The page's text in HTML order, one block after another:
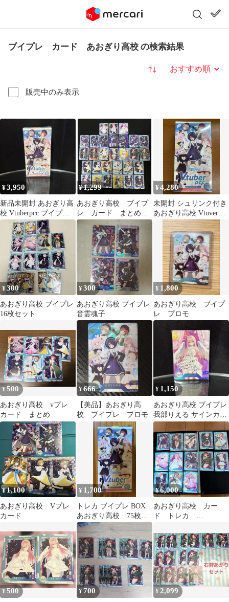
ブイプレ カード あおぎり高校 の検索結果
販売中のみ表示
並び替え
¥3,950
新品未開封 あおぎり高
校 Vtuberpcc ブイプレ
1box シュリンク付き
¥1,299
あおぎり高校 ブイプ
レ カード まとめ売
り
¥4,280
未開封 シュリンク付き
あおぎり高校 Vtuver
pcc ブイプレ BOX
Playing Card Collection
¥300
あおぎり高校 ブイプレ
16枚セット
¥300
あおぎり高校 ブイプレ
音霊魂子
¥ 1,800
あおぎり高校 ブイプ
レ プロモ
¥500
あおぎり高校 vプレ
カード まとめ
¥666
【美品】あおぎり高
校 ブイプレ プロモ
¥ 1,150
あおぎり高校 ブイプレ
我部りえる サインカー
ド
¥1,100
あおぎり高校 Vプレ
カード
¥ 1,700
トレカ ブイプレ BOX
あおぎり高校 75枚セ
ット
¥6,000
あおぎり高校 カー
ド トレカ
プロモ付き
¥500 ¥700 ¥ 2,099